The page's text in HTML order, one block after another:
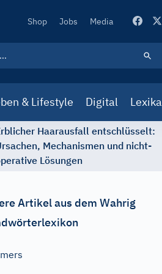
Secondary
Shop Jobs Media
& Lifestyle Digital Lexika
Haarausfall entschlüsselt:
Mechanismen und nicht-
Lösungen
Artikel aus dem Wahrig